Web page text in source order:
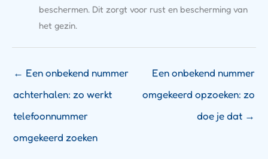
beschermen. Dit zorgt voor rust en bescherming van
het gezin.
← Een onbekend nummer
achterhalen: zo werkt
telefoonnummer
omgekeerd zoeken
Een onbekend nummer
omgekeerd opzoeken: zo
doe je dat →